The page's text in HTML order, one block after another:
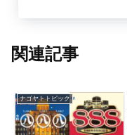
関連記事
ナゴヤトトピック